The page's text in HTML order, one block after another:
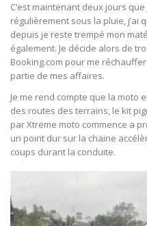
C’est maintenant deux jours
régulièrement sous la pluie, j’ai
depuis je reste trempé mon
également. Je décide alors de
Booking.com pour me
partie de mes affaires.
Je me rend compte que la moto
des routes des terrains, le kit
par Xtreme moto commence a
un point dur sur la chaine
coups durant la conduite.